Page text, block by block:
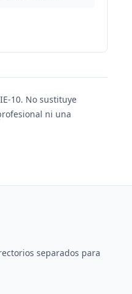
10. No sustituye
ni una
separados para